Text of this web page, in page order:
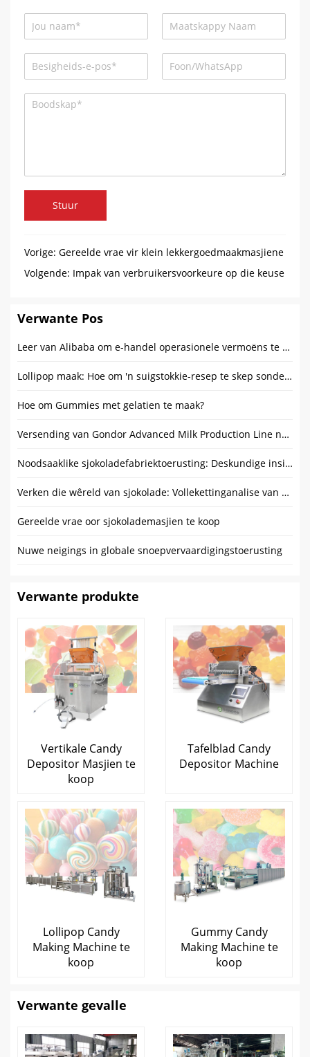
Stuur
Vorige: Gereelde vrae vir klein lekkergoedmaakmasjiene
Volgende: Impak van verbruikersvoorkeure op die keuse
Verwante Pos
Leer van Alibaba om e-handel operasionele vermoëns te verbeter
Lollipop maak: Hoe om 'n suigstokkie-resep te skep sonder mieliesiroop
Hoe om Gummies met gelatien te maak?
Versending van Gondor Advanced Milk Production Line na die Filippyne
Noodsaaklike sjokoladefabriektoerusting: Deskundige insigte
Verken die wêreld van sjokolade: Vollekettinganalise van smelttenksjokolade tot kakaobottervervaardigingsproses
Gereelde vrae oor sjokolademasjien te koop
Nuwe neigings in globale snoepvervaardigingstoerusting
Verwante produkte
Vertikale Candy
Depositor Masjien te
koop
Tafelblad Candy
Depositor Machine
Lollipop Candy
Making Machine te
koop
Gummy Candy
Making Machine te
koop
Verwante gevalle